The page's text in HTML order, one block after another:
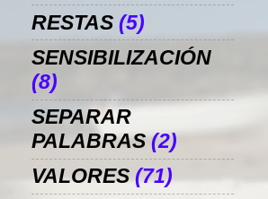
RESTAS (5)
SENSIBILIZACIÓN
(8)
SEPARAR
PALABRAS (2)
VALORES (71)